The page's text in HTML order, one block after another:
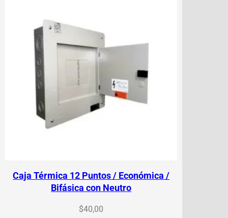
Caja Térmica 12 Puntos / Económica /
Bifásica con Neutro
$40,00